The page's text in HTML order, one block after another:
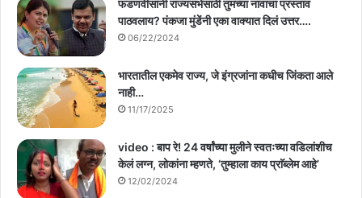
फडणवीसांनी राज्यसभेसाठी तुमच्या नावाचा प्रस्ताव
पाठवलाय? पंकजा मुंडेंनी एका वाक्यात दिलं उत्तर….
06/22/2024
भारतातील एकमेव राज्य, जे इंग्रजांना कधीच जिंकता आले
नाही…
11/17/2025
video : बाप रे! 24 वर्षांच्या मुलीने स्वतःच्या वडिलांशीच
केलं लग्न, लोकांना म्हणते, ‘तुम्हाला काय प्राॅब्लेम आहे’
12/02/2024